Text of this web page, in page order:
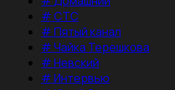
#СТС
#Пятый канал
#Чайка Терешкова
#Невский
#Интервью